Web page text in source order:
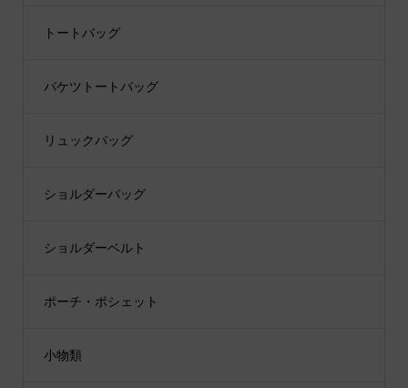
トートバッグ
バケツトートバッグ
リュックバッグ
ショルダーバッグ
ショルダーベルト
ポーチ・ポシェット
小物類